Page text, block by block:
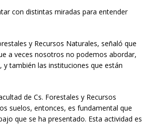
con distintas miradas para entender
y Recursos Naturales, señaló que
a veces nosotros no podemos abordar,
también las instituciones que están
de Cs. Forestales y Recursos
suelos, entonces, es fundamental que
que se ha presentado. Esta actividad es